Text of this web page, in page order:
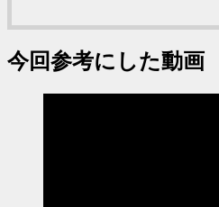
今回参考にした動画